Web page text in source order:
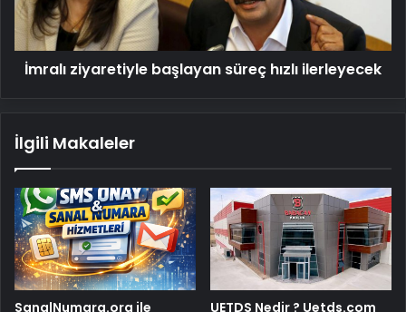
İmralı ziyaretiyle başlayan süreç hızlı ilerleyecek
İlgili Makaleler
SanalNumara.org ile
UETDS Nedir ? Uetds.com